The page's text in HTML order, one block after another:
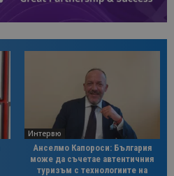
Интервю
Анселмо Капороси: България
може да съчетае автентичния
туризъм с технологиите на